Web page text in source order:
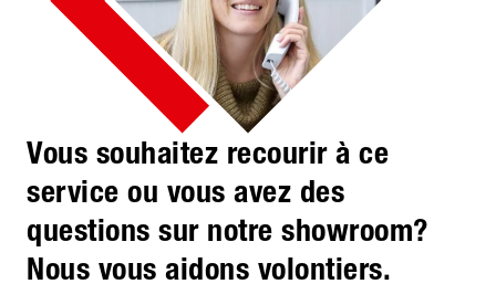
Vous souhaitez recourir à ce
service ou vous avez des
questions sur notre showroom?
Nous vous aidons volontiers.